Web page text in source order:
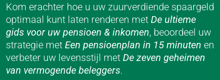
Kom erachter hoe u uw zuurverdiende spaargeld
optimaal kunt laten renderen met De ultieme
gids voor uw pensioen & inkomen, beoordeel uw
strategie met Een pensioenplan in 15 minuten en
verbeter uw levensstijl met De zeven geheimen
van vermogende beleggers.